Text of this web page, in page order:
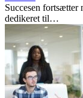
Succesen fortsætter
dedikeret til…